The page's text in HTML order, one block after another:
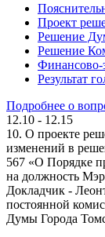
Проект
Решение
Решение
Финансово-
Результат
Подробнее о
12.10 - 12.15
10. О проекте
изменений в
567 «О Порядке
на должность
Докладчик -
постоянной
Думы Города